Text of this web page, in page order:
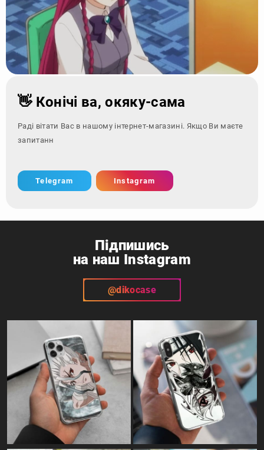
👋 Конічі ва, окяку-сама
Раді вітати Вас в нашому інтернет-магазині. Якщо Ви маєте
запитання - зверніт
Telegram Instagram
Підпишись
на наш Instagram
@dikocase